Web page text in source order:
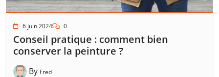
6 juin 2024 0
Conseil pratique : comment bien
conserver la peinture ?
By Fred